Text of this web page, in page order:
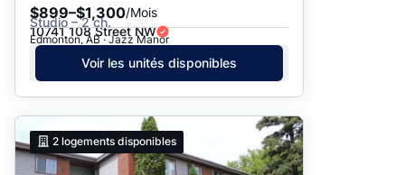
$899–$1,300/Mois
Studio – 2 ch.
10741 108 Street NW
Edmonton, AB · Jazz Manor
Voir les unités disponibles
2 logements disponibles